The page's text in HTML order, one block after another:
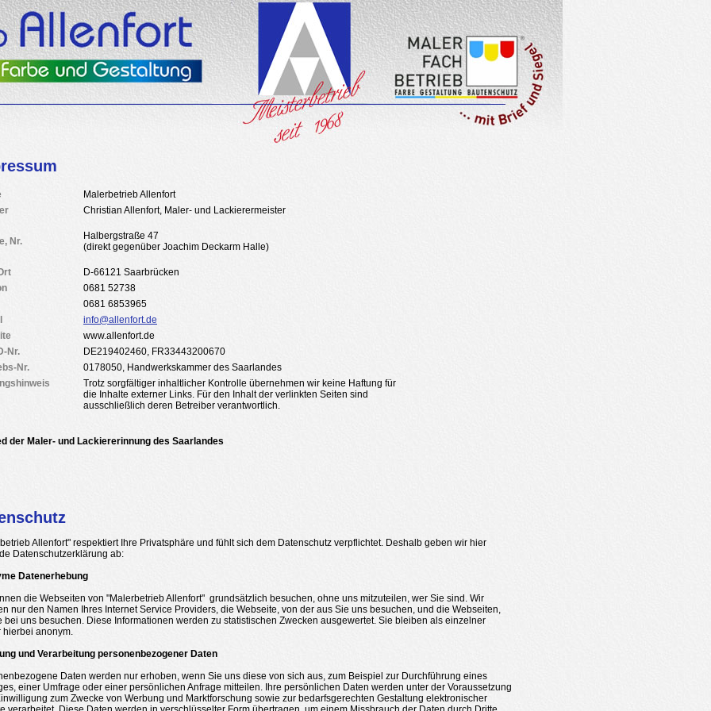
Malerbetrieb Allenfort
Christian Allenfort, Maler- und Lackierermeister
Nr.
Halbergstraße 47
(direkt gegenüber Joachim Deckarm Halle)
D-66121 Saarbrücken
0681 52738
0681 6853965
info@allenfort.de
www.allenfort.de
Nr.
DE219402460, FR33443200670
Nr.
0178050, Handwerkskammer des Saarlandes
Trotz sorgfältiger inhaltlicher Kontrolle übernehmen wir keine Haftung für
die Inhalte externer Links. Für den Inhalt der verlinkten Seiten sind
ausschließlich deren Betreiber verantwortlich.
der Maler- und Lackiererinnung des Saarlandes
Allenfort" respektiert Ihre Privatsphäre und fühlt sich dem Datenschutz verpflichtet. Deshalb geben wir hier
Datenschutzerklärung ab:
Datenerhebung
die Webseiten von "Malerbetrieb Allenfort" grundsätzlich besuchen, ohne uns mitzuteilen, wer Sie sind. Wir
nur den Namen Ihres Internet Service Providers, die Webseite, von der aus Sie uns besuchen, und die Webseiten,
bei uns besuchen. Diese Informationen werden zu statistischen Zwecken ausgewertet. Sie bleiben als einzelner
hierbei anonym.
und Verarbeitung personenbezogener Daten
Daten werden nur erhoben, wenn Sie uns diese von sich aus, zum Beispiel zur Durchführung eines
einer Umfrage oder einer persönlichen Anfrage mitteilen. Ihre persönlichen Daten werden unter der Voraussetzung
zum Zwecke von Werbung und Marktforschung sowie zur bedarfsgerechten Gestaltung elektronischer